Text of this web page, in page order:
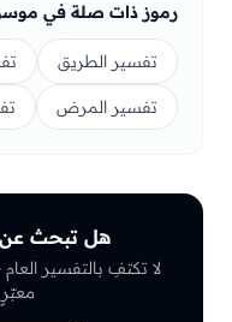
رموز ذات صلة في
تفسير الطريق
تفسير المرض
هل تبحث عن
لا تكتفِ بالتفسير